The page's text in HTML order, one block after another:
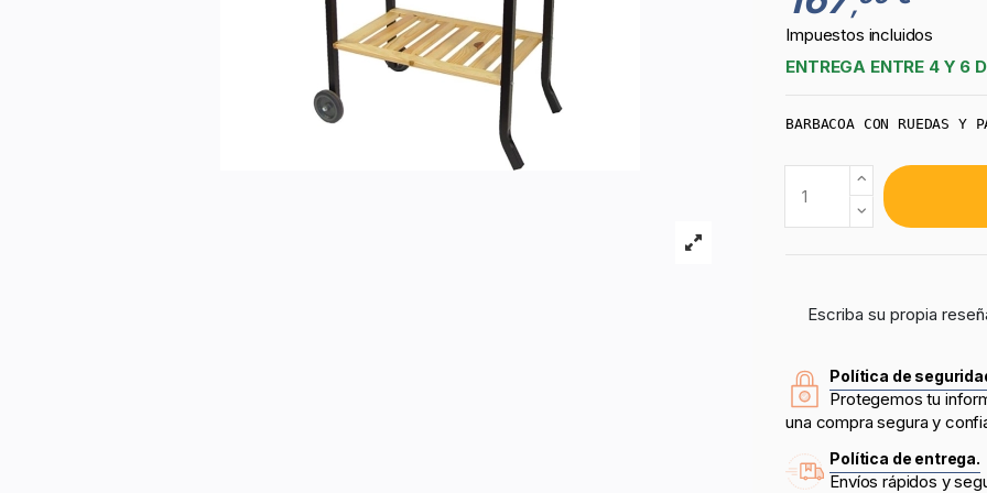
Impuestos incluidos
ENTREGA ENTRE 4 Y 6
BARBACOA CON RUEDAS Y
Escriba su propia
Política de
Protegemos tu
una compra segura y
Política de entrega.
Envíos rápidos y